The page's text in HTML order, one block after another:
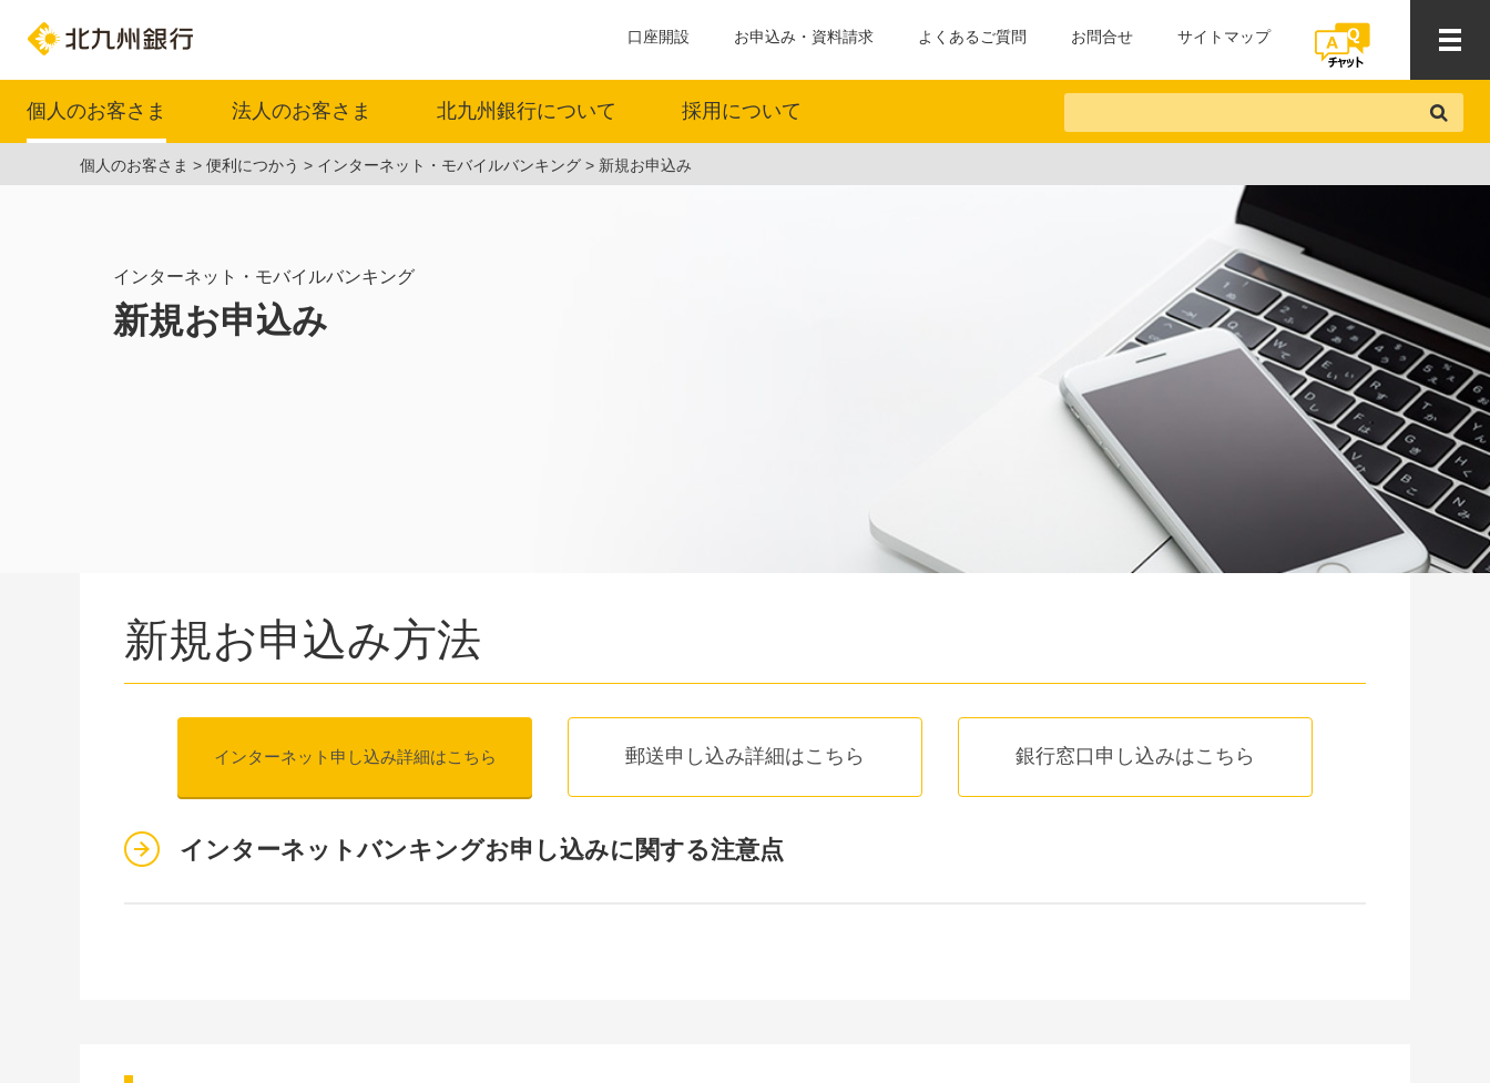
口座開設 お申込み・資料請求 よくあるご質問 お問合せ サイトマップ
個人のお客さま 法人のお客さま 北九州銀行について 採用について
個人のお客さま 便利につかう インターネット・モバイルバンキング 新規お申込み
インターネット・モバイルバンキング
新規お申込み
新規お申込み方法
インターネット申し込み詳細はこちら 郵送申し込み詳細はこちら 銀行窓口申し込みはこちら
インターネットバンキングお申し込みに関する注意点